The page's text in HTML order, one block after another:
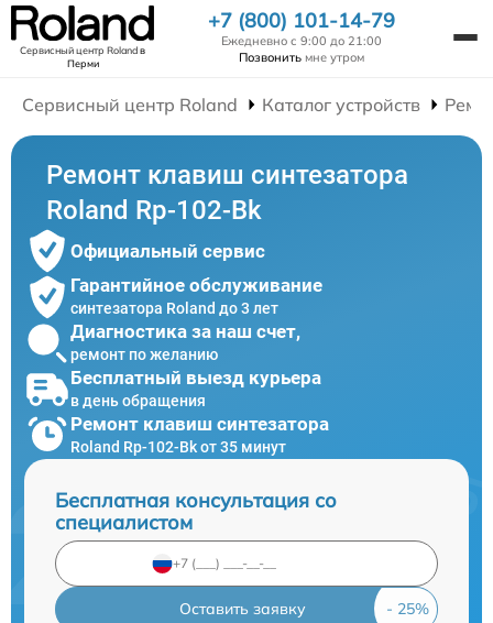
Сервисный центр Rolandв
Перми
+7 (800) 101-14-79
Ежедневно с 9:00 до 21:00
Позвонить мне утром
Сервисный центр Roland Каталог устройств
Ремонт клавиш синтезатора
Roland Rp-102-Bk
Официальный сервис
Гарантийное обслуживание
синтезатора Roland до 3 лет
Диагностика за наш счет,
ремонт по желанию
Бесплатный выезд курьера
в день обращения
Ремонт клавиш синтезатора
Roland Rp-102-Bk от 35 минут
Бесплатная консультация со
специалистом
Оставить заявку